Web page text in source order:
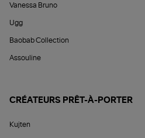
Vanessa Bruno
Ugg
Baobab Collection
Assouline
CRÉATEURS PRÊT-À-PORTER
Kujten